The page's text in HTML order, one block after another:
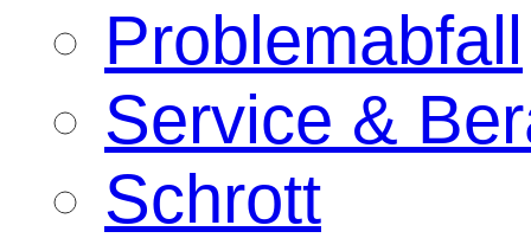
Problemabfall
Service &
Schrott